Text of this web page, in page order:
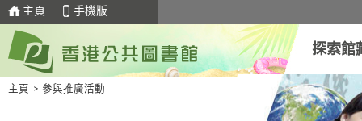
主頁 手機版
探索館
主頁 > 參與推廣活動